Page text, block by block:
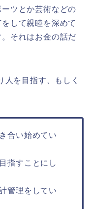
ツとか芸術などの
して親睦を深めて
それはお金の話だ
を目指す、もしく
合い始めてい
指すことにし
管理をしてい